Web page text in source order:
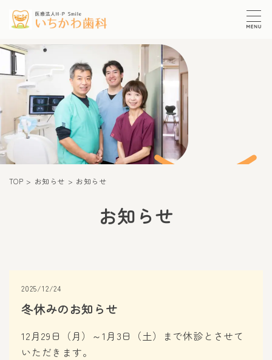
TOP お知らせ お知らせ
お知らせ
2025/12/24
冬休みのお知らせ
12月29日（月）～1月3日（土）まで休診とさせて
いただきます。